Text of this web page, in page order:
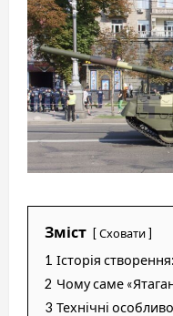
Зміст Сховати
1 Історія
2 Чому саме
3 Технічні